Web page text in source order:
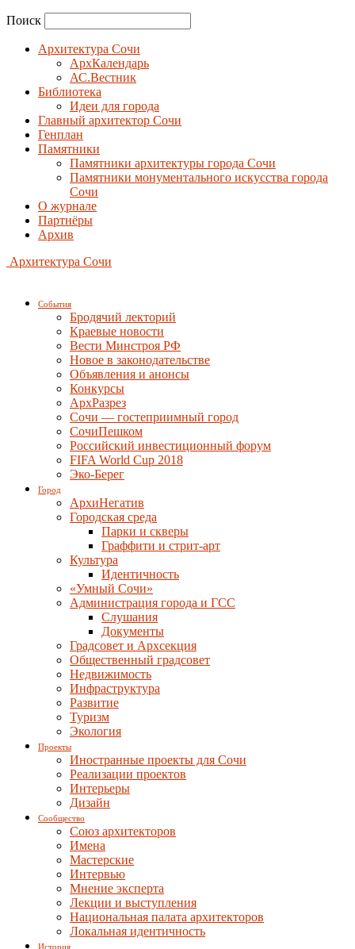
Поиск
Архитектура Сочи
АрхКалендарь
АС.Вестник
Библиотека
Идеи для города
Главный архитектор Сочи
Генплан
Памятники
Памятники архитектуры города Сочи
Памятники монументального искусства города
Сочи
О журнале
Партнёры
Архив
Архитектура Сочи
События
Бродячий лекторий
Краевые новости
Вести Минстроя РФ
Новое в законодательстве
Объявления и анонсы
Конкурсы
АрхРазрез
Сочи — гостеприимный город
СочиПешком
Российский инвестиционный форум
FIFA World Cup 2018
Эко-Берег
Город
АрхиНегатив
Городская среда
Парки и скверы
Граффити и стрит-арт
Культура
Идентичность
«Умный Сочи»
Администрация города и ГСС
Слушания
Документы
Градсовет и Архсекция
Общественный градсовет
Недвижимость
Инфраструктура
Развитие
Туризм
Экология
Проекты
Иностранные проекты для Сочи
Реализации проектов
Интерьеры
Дизайн
Сообщество
Союз архитекторов
Имена
Мастерские
Интервью
Мнение эксперта
Лекции и выступления
Национальная палата архитекторов
Локальная идентичность
История